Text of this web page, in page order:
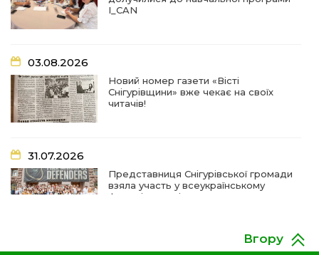
01 сер
31 лип
рад
18:44
30 лип
Участь у міжрегіональному форумі «Стан та
перспективи реалізації ветеранської політики»
10:54
Захисниць України, учасників добровольчих
формувань та цивільних осіб, які були
страчені, закатовані або загинули у полоні
I_CAN
03.08.2026
Новий номер газети «Вісті
Снігурівщини» вже чекає на своїх
читачів!
31.07.2026
Представниця Снігурівської громади
взяла участь у всеукраїнському
форумі молодіжних рад
24.07.2026
Вгору